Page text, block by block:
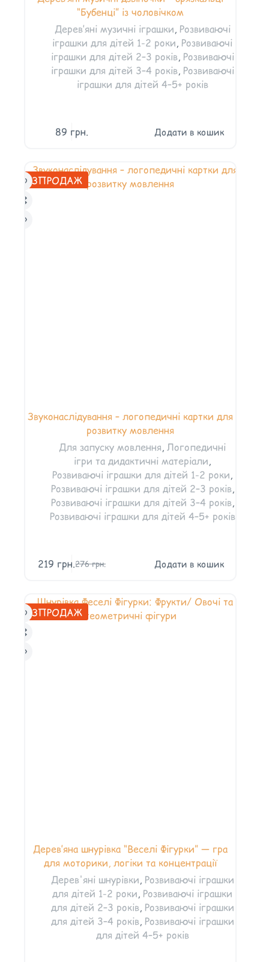
“Бубенці” із чоловічком
Дерев’яні музичні іграшки, Розвиваючі
іграшки для дітей 1-2 роки, Розвиваючі
іграшки для дітей 2–3 років, Розвиваючі
іграшки для дітей 3–4 років, Розвиваючі
іграшки для дітей 4–5+ років
89 грн. Додати в кошик
РОЗПРОДАЖ
Звуконаслідування – логопедичні картки для
розвитку мовлення
Для запуску мовлення,Логопедичні
ігри та дидактичні матеріали,
Розвиваючі іграшки для дітей 1-2 роки,
Розвиваючі іграшки для дітей 2–3 років,
Розвиваючі іграшки для дітей 3–4 років,
Розвиваючі іграшки для дітей 4–5+ років
276грн.
219 грн. Додати в кошик
РОЗПРОДАЖ
Дерев’яна шнурівка “Веселі Фігурки” — гра
для моторики, логіки та концентрації
Дерев'яні шнурівки Розвиваючі іграшки
для дітей 1-2 роки Розвиваючі іграшки
для дітей 2–3 років, Розвиваючі іграшки
для дітей 3–4 років, Розвиваючі іграшки
для дітей 4–5+ років